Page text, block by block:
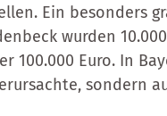
Ein besonders
wurden
100.000 Euro. In
sondern